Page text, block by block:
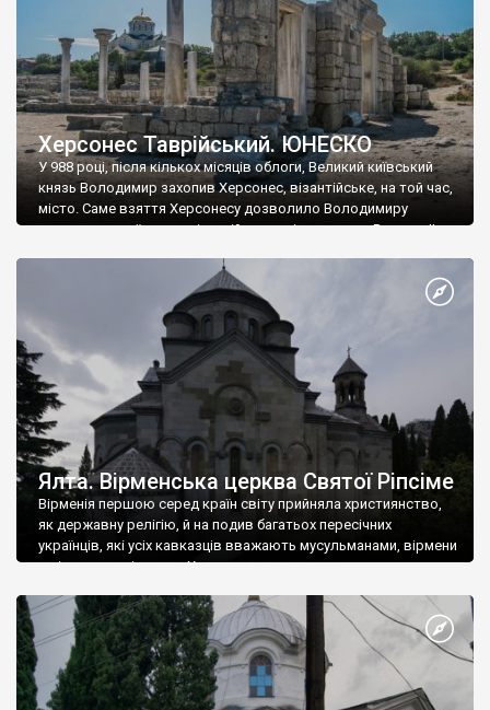
Херсонес Таврійський. ЮНЕСКО
У 988 році, після кількох місяців облоги, Великий київський
князь Володимир захопив Херсонес, візантійське, на той час,
місто. Саме взяття Херсонесу дозволило Володимиру
диктувати свої умови візантійському імператору Василю ІІ, та
Херсонесі Володимир-язичник, став Василем-християнином.
А потім було Хрещення Русі. На честь Херсонесу Таврійського
Ялта. Вірменська церква Святої Ріпсіме
Вірменія першою серед країн світу прийняла християнство,
як державну релігію, й на подив багатьох пересічних
українців, які усіх кавказців вважають мусульманами, вірмени
є відданими вірянами Христа